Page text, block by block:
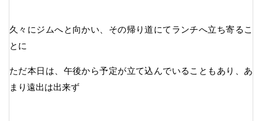
久々にジムへと向かい、その帰り道にてランチへ立ち寄るこ
とに
ただ本日は、午後から予定が立て込んでいることもあり、あ
まり遠出は出来ず